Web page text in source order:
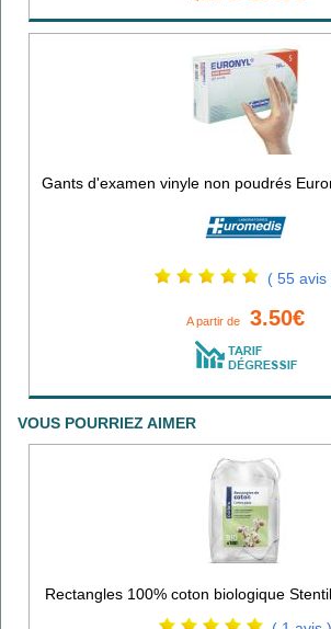
Gants d'examen vinyle non poudrés
( 55 avis
A partir de 3.50€
VOUS POURRIEZ AIMER
Rectangles 100% coton biologique